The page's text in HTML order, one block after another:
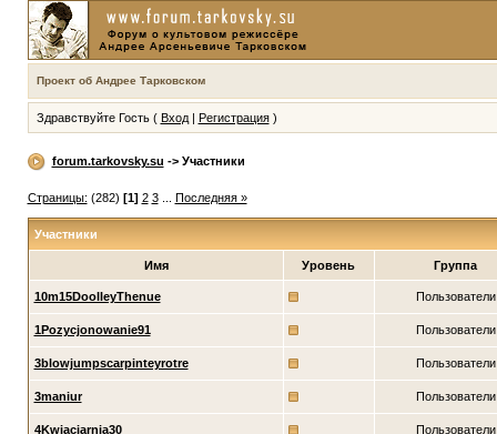
Проект об Андрее Тарковском
Здравствуйте Гость ( Вход| Регистрация)
forum.tarkovsky.su -> Участники
Страницы: (282) [1] 2 3... Последняя »
Участники
Имя Уровень Группа
10m15DoolleyThenue Пользователи
1Pozycjonowanie91 Пользователи
3blowjumpscarpinteyrotre Пользователи
3maniur Пользователи
4Kwiaciarnia30 Пользователи